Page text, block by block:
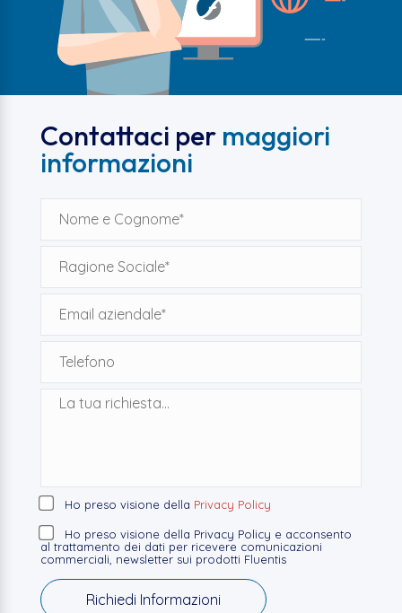
Contattaci per maggiori
informazioni
Ho preso visione della Privacy Policy
Ho preso visione della Privacy Policy e acconsento
al trattamento dei dati per ricevere comunicazioni
commerciali, newsletter sui prodotti Fluentis